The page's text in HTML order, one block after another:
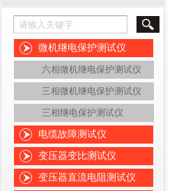
微机继电保护测试仪
六相微机继电保护测试仪
三相微机继电保护测试仪
三相继电保护测试仪
电缆故障测试仪
变压器变比测试仪
变压器直流电阻测试仪